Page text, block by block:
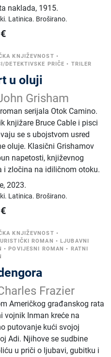
naklada, 1915.
Latinica. Broširano.
€
KNJIŽEVNOST •
DETEKTIVSKE PRIČE • TRILER
u oluji
Grisham
serijala Otok Camino.
knjižare Bruce Cable i pisci
se s ubojstvom usred
oluje. Klasični Grishamov
napetosti, književnog
i zločina na idiličnom otoku.
,2023.
Latinica. Broširano.
€
KNJIŽEVNOST •
ROMAN •LJUBAVNI
•POVIJESNI ROMAN • RATNI
Frazier
Američkog građanskog rata
vojnik Inman kreće na
putovanje kući svojoj
Adi. Njihove se sudbine
u priči o ljubavi, gubitku i